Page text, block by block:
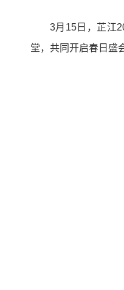
3月15日，芷江
堂，共同开启春日盛